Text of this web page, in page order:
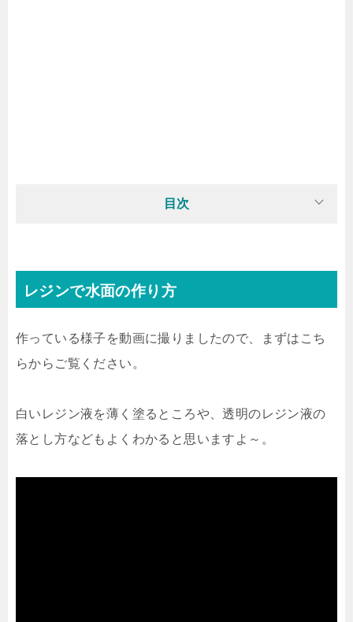
目次
レジンで水面の作り方
作っている様子を動画に撮りましたので、まずはこち
らからご覧ください。
白いレジン液を薄く塗るところや、透明のレジン液の
落とし方などもよくわかると思いますよ～。